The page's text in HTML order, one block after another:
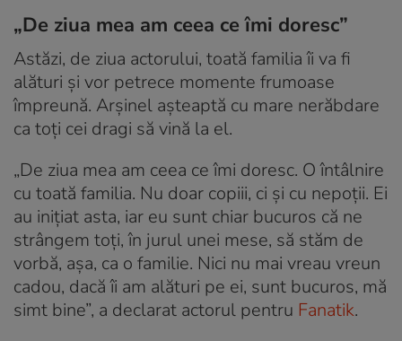
„De ziua mea am ceea ce îmi doresc”
Astăzi, de ziua actorului, toată familia îi va fi
alături și vor petrece momente frumoase
împreună. Arșinel așteaptă cu mare nerăbdare
ca toți cei dragi să vină la el.
„De ziua mea am ceea ce îmi doresc. O întâlnire
cu toată familia. Nu doar copiii, ci și cu nepoții. Ei
au inițiat asta, iar eu sunt chiar bucuros că ne
strângem toți, în jurul unei mese, să stăm de
vorbă, așa, ca o familie. Nici nu mai vreau vreun
cadou, dacă îi am alături pe ei, sunt bucuros, mă
simt bine”, a declarat actorul pentru Fanatik.